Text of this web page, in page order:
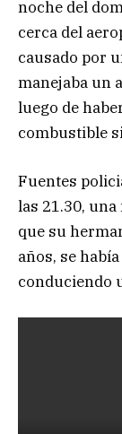
noche del
cerca del
causado por
manejaba un
luego de
combustible
Fuentes
las 21.30,
que su
años, se
conduciendo